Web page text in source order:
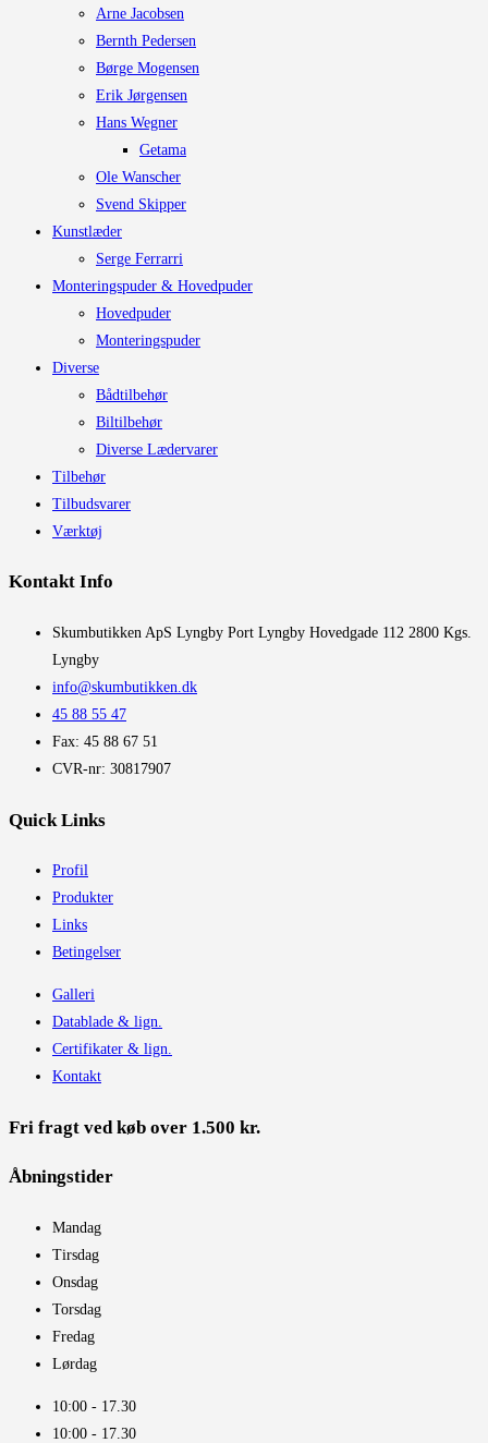
Arne Jacobsen
Bernth Pedersen
Børge Mogensen
Erik Jørgensen
Hans Wegner
Getama
Ole Wanscher
Svend Skipper
Kunstlæder
Serge Ferrarri
Monteringspuder & Hovedpuder
Hovedpuder
Monteringspuder
Diverse
Bådtilbehør
Biltilbehør
Diverse Lædervarer
Tilbehør
Tilbudsvarer
Værktøj
Kontakt Info
​Skumbutikken ApS Lyngby Port Lyngby Hovedgade 112 2800 Kgs.
Lyngby
info@skumbutikken.dk
45 88 55 47
Fax: 45 88 67 51
CVR-nr: 30817907
Quick Links
Profil
Produkter
Links
Betingelser
Galleri
Datablade & lign.
Certifikater & lign.
Kontakt
Fri fragt ved køb over 1.500 kr.
Åbningstider​
Mandag
Tirsdag
Onsdag
Torsdag
Fredag
Lørdag
10:00 - 17.30​
10:00 - 17.30​